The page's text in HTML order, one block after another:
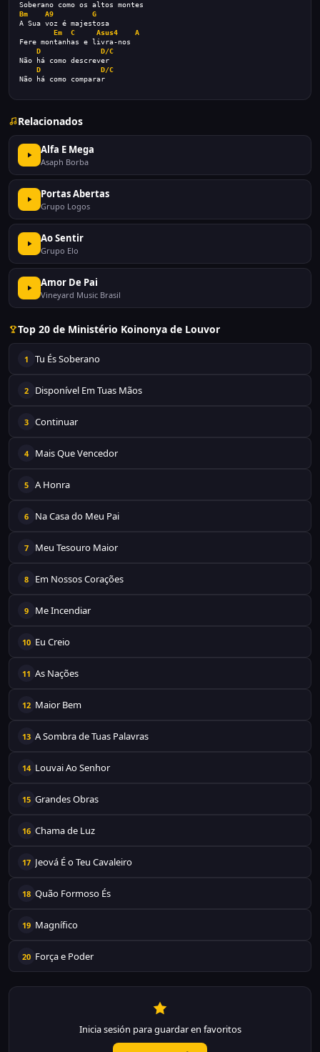
Soberano como os altos montes
Bm
A9
G
A Sua voz é majestosa
Em
C Asus4
A
Fere montanhas e livra-nos
D
D/C
Não há como descrever
D
D/C
Não há como comparar
Relacionados
Alfa E Mega
Asaph Borba
Portas Abertas
Grupo Logos
Ao Sentir
Grupo Elo
Amor De Pai
Vineyard Music Brasil
Top 20 de Ministério Koinonya de Louvor
1 Tu És Soberano
2 Disponível Em Tuas Mãos
3 Continuar
4 Mais Que Vencedor
5 A Honra
6 Na Casa do Meu Pai
7 Meu Tesouro Maior
8 Em Nossos Corações
9 Me Incendiar
10 Eu Creio
11 As Nações
12 Maior Bem
13 A Sombra de Tuas Palavras
14 Louvai Ao Senhor
15 Grandes Obras
16 Chama de Luz
17 Jeová É o Teu Cavaleiro
18 Quão Formoso És
19 Magnífico
20 Força e Poder
Inicia sesión para guardar en favoritos